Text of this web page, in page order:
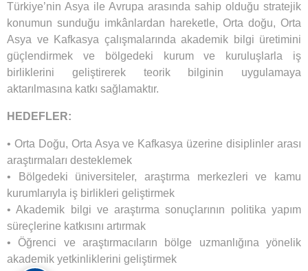
Türkiye’nin Asya ile Avrupa arasında sahip olduğu stratejik
konumun sunduğu imkânlardan hareketle, Orta doğu, Orta
Asya ve Kafkasya çalışmalarında akademik bilgi üretimini
güçlendirmek ve bölgedeki kurum ve kuruluşlarla iş
birliklerini geliştirerek teorik bilginin uygulamaya
aktarılmasına katkı sağlamaktır.
HEDEFLER:
• Orta Doğu, Orta Asya ve Kafkasya üzerine disiplinler arası
araştırmaları desteklemek
• Bölgedeki üniversiteler, araştırma merkezleri ve kamu
kurumlarıyla iş birlikleri geliştirmek
• Akademik bilgi ve araştırma sonuçlarının politika yapım
süreçlerine katkısını artırmak
• Öğrenci ve araştırmacıların bölge uzmanlığına yönelik
akademik yetkinliklerini geliştirmek